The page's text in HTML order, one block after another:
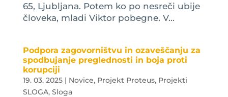
65, Ljubljana. Potem ko po nesreči ubije
človeka, mladi Viktor pobegne. V...
Podpora zagovorništvu in ozaveščanju za
spodbujanje preglednosti in boja proti
korupciji
19. 03. 2025| Novice, Projekt Proteus, Projekti
SLOGA, Sloga